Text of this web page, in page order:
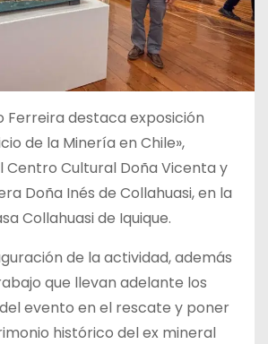
Ferreira destaca exposición
de la Minería en Chile»,
Centro Cultural Doña Vicenta y
Doña Inés de Collahuasi, en la
Collahuasi de Iquique.
de la actividad, además
que llevan adelante los
evento en el rescate y poner
histórico del ex mineral